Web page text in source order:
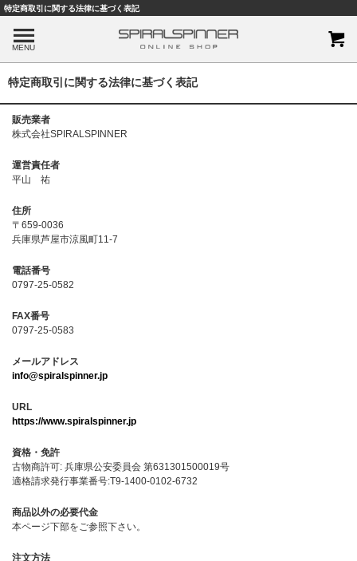
特定商取引に関する法律に基づく表記
MENU
特定商取引に関する法律に基づく表記
販売業者
株式会社SPIRALSPINNER
運営責任者
平山 祐
住所
〒659-0036
兵庫県芦屋市涼風町11-7
電話番号
0797-25-0582
FAX番号
0797-25-0583
メールアドレス
info@spiralspinner.jp
URL
https://www.spiralspinner.jp
資格・免許
古物商許可: 兵庫県公安委員会 第631301500019号
適格請求発行事業番号:T9-1400-0102-6732
商品以外の必要代金
本ページ下部をご参照下さい。
注文方法